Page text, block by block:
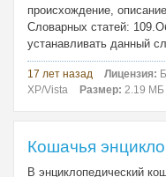
происхождение,
Словарных статей:
устанавливать данный
17 лет назад Лицензия:
XP/Vista
Размер: 2.19 МБ
Кошачья
В энциклопедический